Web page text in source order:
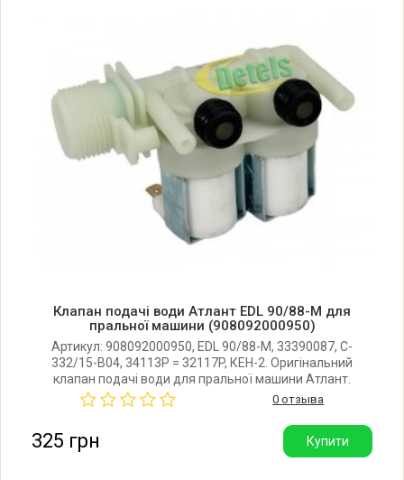
Атлант 45У82 (45Y82)
Атлант 45У84 (45Y84)
Атлант 45У87 (45Y87)
Атлант 45У106 (45Y106)
Атлант 45У126 (45Y126)
Атлант 45У129 (45Y129)
Клапан подачі води Атлант EDL 90/88-M для
пральної машини (908092000950)
Артикул: 908092000950, EDL 90/88-M, 33390087, C-
332/15-B04, 34113P = 32117P, КЕН-2. Оригінальний
клапан подачі води для пральної машини Атлант.
Виробник: Італія.
0 отзыва
325 грн Купити